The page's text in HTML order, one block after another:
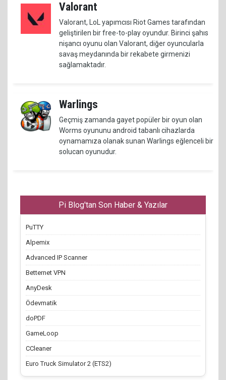
Valorant
Valorant, LoL yapımcısı Riot Games tarafından
geliştirilen bir free-to-play oyundur. Birinci şahıs
nişancı oyunu olan Valorant, diğer oyuncularla
savaş meydanında bir rekabete girmenizi
sağlamaktadır.
Warlings
Geçmiş zamanda gayet popüler bir oyun olan
Worms oyununu android tabanlı cihazlarda
oynamamıza olanak sunan Warlings eğlenceli bir
solucan oyunudur.
Pi Blog'tan Son Haber & Yazılar
PuTTY
Alpemix
Advanced IP Scanner
Betternet VPN
AnyDesk
Ödevmatik
doPDF
GameLoop
CCleaner
Euro Truck Simulator 2 (ETS2)